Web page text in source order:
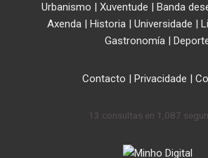
Urbanismo | Xuventude | Banda
Axenda| Historia| Universidade |
Gastronomía |
Contacto | Privacidade |
13 consultas en 1,087